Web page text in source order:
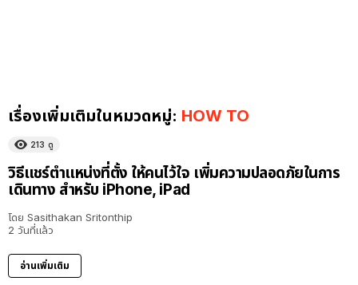
เรื่องเพิ่มเติมในหมวดหมู่: HOW TO
213 ดู
วิธีแชร์ตำแหน่งที่ตั้ง ให้คนไว้ใจ เพิ่มความปลอดภัยในการ
เดินทาง สำหรับ iPhone, iPad
โดย Sasithakan Sritonthip
2 วันที่แล้ว
อ่านเพิ่มเติม